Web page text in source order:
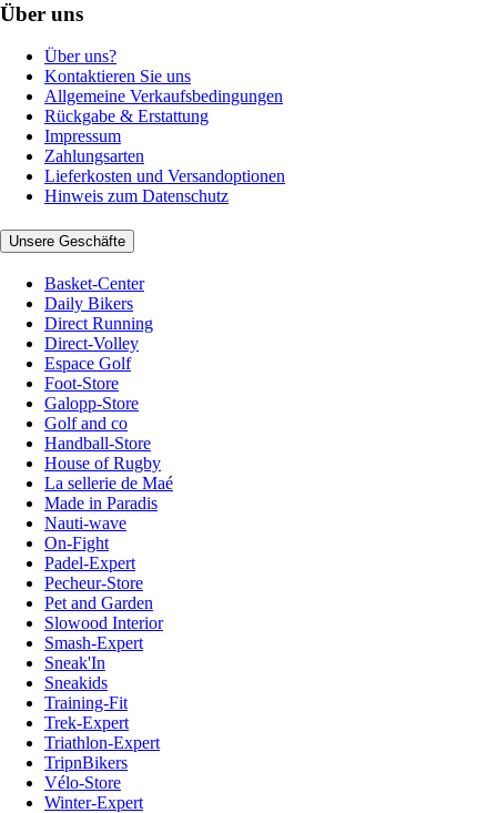
Über uns
Über uns?
Kontaktieren Sie uns
Allgemeine Verkaufsbedingungen
Rückgabe & Erstattung
Impressum
Zahlungsarten
Lieferkosten und Versandoptionen
Hinweis zum Datenschutz
Unsere Geschäfte
Basket-Center
Daily Bikers
Direct Running
Direct-Volley
Espace Golf
Foot-Store
Galopp-Store
Golf and co
Handball-Store
House of Rugby
La sellerie de Maé
Made in Paradis
Nauti-wave
On-Fight
Padel-Expert
Pecheur-Store
Pet and Garden
Slowood Interior
Smash-Expert
Sneak'In
Sneakids
Training-Fit
Trek-Expert
Triathlon-Expert
TripnBikers
Vélo-Store
Winter-Expert